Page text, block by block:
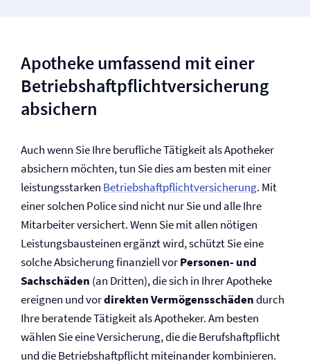
Apotheke umfassend mit einer
Betriebs­haftpflicht­versicherung
absichern
Auch wenn Sie Ihre berufliche Tätigkeit als Apotheker
absichern möchten, tun Sie dies am besten mit einer
leistungsstarken Betriebs­haftpflicht­versicherung. Mit
einer solchen Police sind nicht nur Sie und alle Ihre
Mitarbeiter versichert. Wenn Sie mit allen nötigen
Leistungs­bausteinen ergänzt wird, schützt Sie eine
solche Absicherung finanziell vorPersonen- und
Sachschäden (an Dritten), die sich in Ihrer Apotheke
ereignen und vordirekten Vermögensschädendurch
Ihre beratende Tätigkeit als Apotheker. Am besten
wählen Sie eine Versicherung, die die Berufs­haftpflicht
und die Betriebs­haftpflicht miteinander kombinieren.